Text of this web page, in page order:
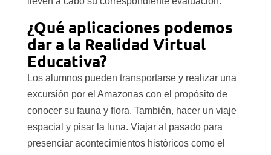
¿Qué aplicaciones podemos
dar a la Realidad Virtual
Educativa?
Los alumnos pueden transportarse y realizar una
excursión por el Amazonas con el propósito de
conocer su fauna y flora. También, hacer un viaje
espacial y pisar la luna. Viajar al pasado para
presenciar acontecimientos históricos como el